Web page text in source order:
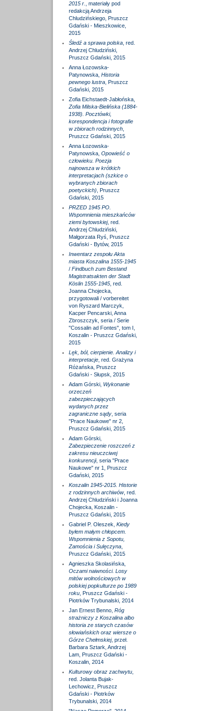
2015 r.
, materiały pod
redakcją Andrzeja
Chludzińskiego, Pruszcz
Gdański - Mieszkowice,
2015
Śledź a sprawa polska, red.
Andrzej Chludziński,
Pruszcz Gdański, 2015
Anna Łozowska-
Patynowska, Historia
pewnego lustra, Pruszcz
Gdański, 2015
Zofia Eichstaedt-Jabłońska,
Zofia Milska-Bielińska (1884-
1938). Pocztówki,
korespondencja i fotografie
w zbiorach rodzinnych,
Pruszcz Gdański, 2015
Anna Łozowska-
Patynowska, Opowieść o
człowieku. Poezja
najnowsza w krótkich
interpretacjach (szkice o
wybranych zbiorach
poetyckich) , Pruszcz
Gdański, 2015
PRZED 1945 PO.
Wspomnienia mieszkańców
ziemi bytowskiej, red.
Andrzej Chludziński,
Małgorzata Ryś, Pruszcz
Gdański - Bytów, 2015
Inwentarz zespołu Akta
miasta Koszalina 1555-1945
/ Findbuch zum Bestand
Magistratsakten der Stadt
Köslin 1555-1945, red.
Joanna Chojecka,
przygotowali / vorbereitet
von Ryszard Marczyk,
Kacper Pencarski, Anna
Zbroszczyk, seria / Serie
"Cossalin ad Fontes", tom I,
Koszalin - Pruszcz Gdański,
2015
Lęk, ból, cierpienie. Analizy i
interpretacje, red. Grażyna
Różańska, Pruszcz
Gdański - Słupsk, 2015
Adam Górski, Wykonanie
orzeczeń
zabezpieczających
wydanych przez
zagraniczne sądy, seria
"Prace Naukowe" nr 2,
Pruszcz Gdański, 2015
Adam Górski,
Zabezpieczenie roszczeń z
zakresu nieuczciwej
konkurencji, seria "Prace
Naukowe" nr 1, Pruszcz
Gdański, 2015
Koszalin 1945-2015. Historie
z rodzinnych archiwów, red.
Andrzej Chludziński i Joanna
Chojecka, Koszalin -
Pruszcz Gdański, 2015
Gabriel P. Oleszek, Kiedy
byłem małym chłopcem.
Wspomnienia z Sopotu,
Zamościa i Sulęczyna,
Pruszcz Gdański, 2015
Agnieszka Skolasińska,
Oczami naiwności. Losy
mitów wolnościowych w
polskiej popkulturze po 1989
roku, Pruszcz Gdański -
Piotrków Trybunalski, 2014
Jan Ernest Benno, Róg
strażniczy z Koszalina albo
historia ze starych czasów
słowiańskich oraz wiersze o
Górze Chełmskiej, przeł.
Barbara Sztark, Andrzej
Lam, Pruszcz Gdański -
Koszalin, 2014
Kulturowy obraz zachwytu,
red. Jolanta Bujak-
Lechowicz, Pruszcz
Gdański - Piotrków
Trybunalski, 2014